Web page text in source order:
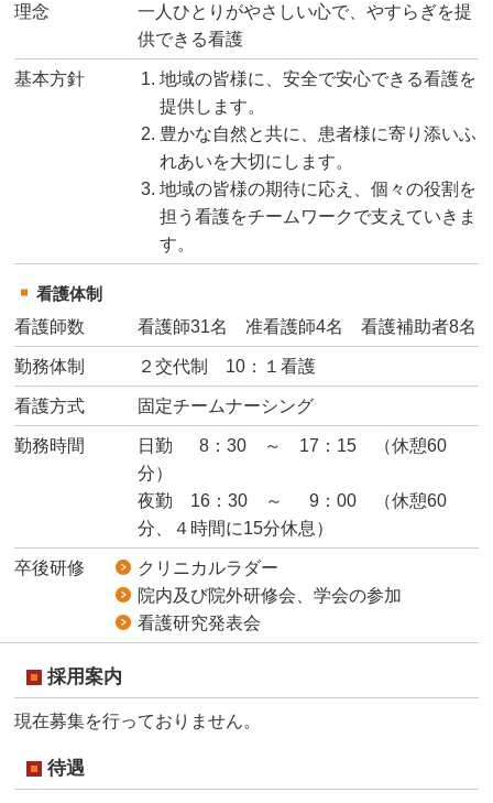
理念
一人ひとりがやさしい心で、やすらぎを提
供できる看護
基本方針
地域の皆様に、安全で安心できる看護を
提供します。
豊かな自然と共に、患者様に寄り添いふ
れあいを大切にします。
地域の皆様の期待に応え、個々の役割を
担う看護をチームワークで支えていきま
す。
看護体制
看護師数
看護師31名 准看護師4名 看護補助者8名
勤務体制 ２交代制 10：１看護
看護方式 固定チームナーシング
勤務時間
日勤 8：30 ～ 17：15 （休憩60
分）
夜勤 16：30 ～ 9：00 （休憩60
分、４時間に15分休息）
卒後研修
クリニカルラダー
院内及び院外研修会、学会の参加
看護研究発表会
採用案内
現在募集を行っておりません。
待遇